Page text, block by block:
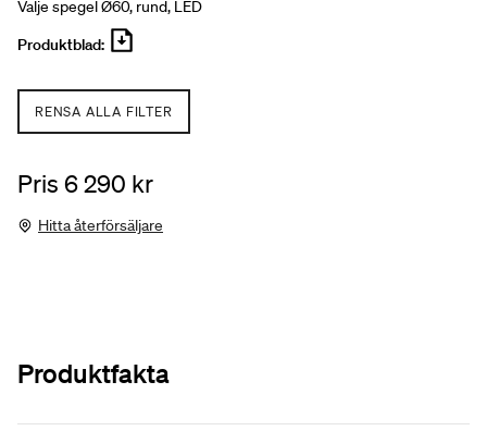
Valje spegel Ø60, rund, LED
Produktblad:
RENSA ALLA FILTER
Pris 6 290 kr
Hitta återförsäljare
Produktfakta